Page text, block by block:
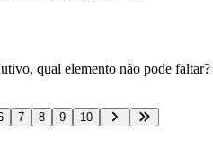
qual elemento não pode faltar?
7 8 9 10